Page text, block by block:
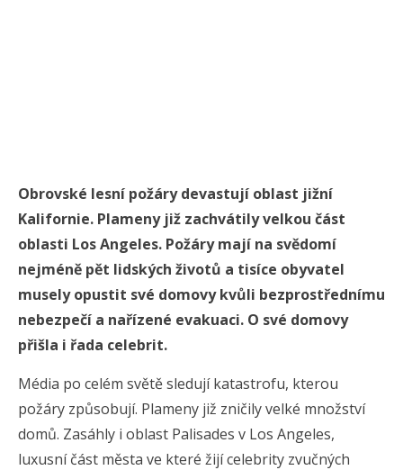
Obrovské lesní požáry devastují oblast jižní
Kalifornie. Plameny již zachvátily velkou část
oblasti Los Angeles. Požáry mají na svědomí
nejméně pět lidských životů a tisíce obyvatel
musely opustit své domovy kvůli bezprostřednímu
nebezpečí a nařízené evakuaci. O své domovy
přišla i řada celebrit.
Média po celém světě sledují katastrofu, kterou
požáry způsobují. Plameny již zničily velké množství
domů. Zasáhly i oblast Palisades v Los Angeles,
luxusní část města ve které žijí celebrity zvučných